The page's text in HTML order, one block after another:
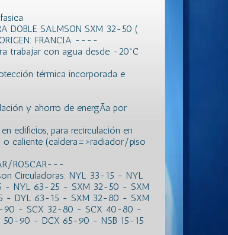
DOBLE SALMSON SXM 32-50 (
FRANCIA ----
trabajar con agua desde -20ºC
térmica incorporada e
y ahorro de energÃ­a por
edificios, para recirculación en
caliente (caldera=>radiador/piso
ROSCAR---
Circuladoras: NYL 33-15 - NYL
NYL 63-25 - SXM 32-50 - SXM
- DYL 63-15 - SXM 32-80 - SXM
- SCX 32-80 - SCX 40-80 -
90 - DCX 65-90 - NSB 15-15